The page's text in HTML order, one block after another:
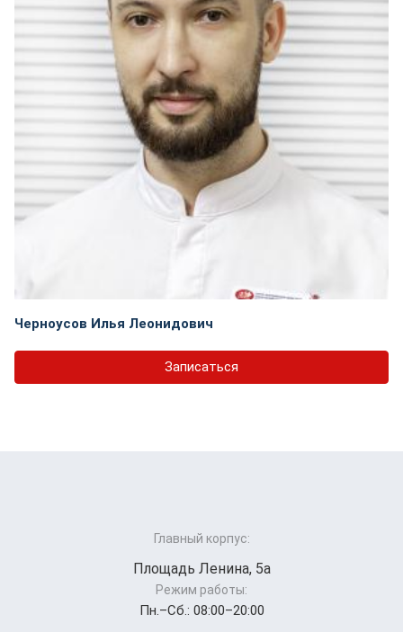
Черноусов Илья Леонидович
Записаться
Главный корпус:
Площадь Ленина, 5а
Режим работы:
Пн.–Cб.: 08:00–20:00